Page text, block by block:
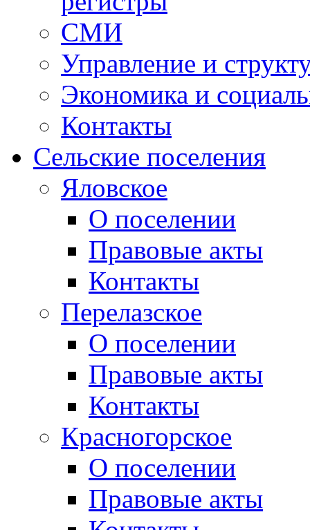
СМИ
Управление и
Экономика и
Контакты
Сельские поселения
Яловское
О поселении
Правовые акты
Контакты
Перелазское
О поселении
Правовые акты
Контакты
Красногорское
О поселении
Правовые акты